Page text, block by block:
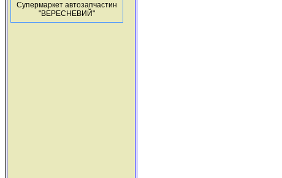
Супермаркет автозапчастин
"ВЕРЕСНЕВИЙ"